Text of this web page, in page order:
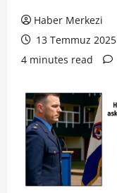
Haber Merkezi
13 Temmuz 2025
4 minutes read